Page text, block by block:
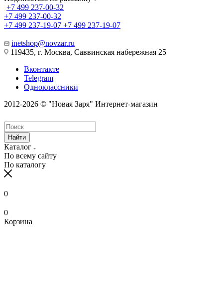
+7 499 237-00-32
+7 499 237-00-32
+7 499 237-19-07 +7 499 237-19-07
inetshop@novzar.ru
119435, г. Москва, Саввинская набережная 25
Вконтакте
Telegram
Одноклассники
2012-2026 © "Новая Заря" Интернет-магазин
Найти
Каталог
По всему сайту
По каталогу
0
0
Корзина